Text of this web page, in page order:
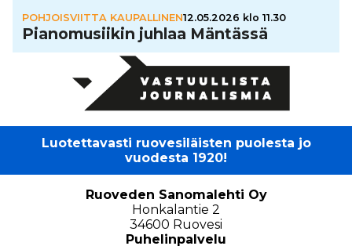
POHJOISVIITTA KAUPALLINEN12.05.2026 klo 11.30
Pia­no­mu­sii­kin juhlaa Mäntässä
Luotettavasti ruovesiläisten puolesta jo
vuodesta 1920!
Ruoveden Sanomalehti Oy
Honkalantie 2
34600 Ruovesi
Puhelinpalvelu